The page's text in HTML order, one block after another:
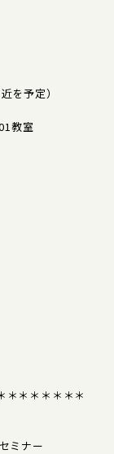
を予定）
教室
＊＊＊＊＊＊＊
ミナー